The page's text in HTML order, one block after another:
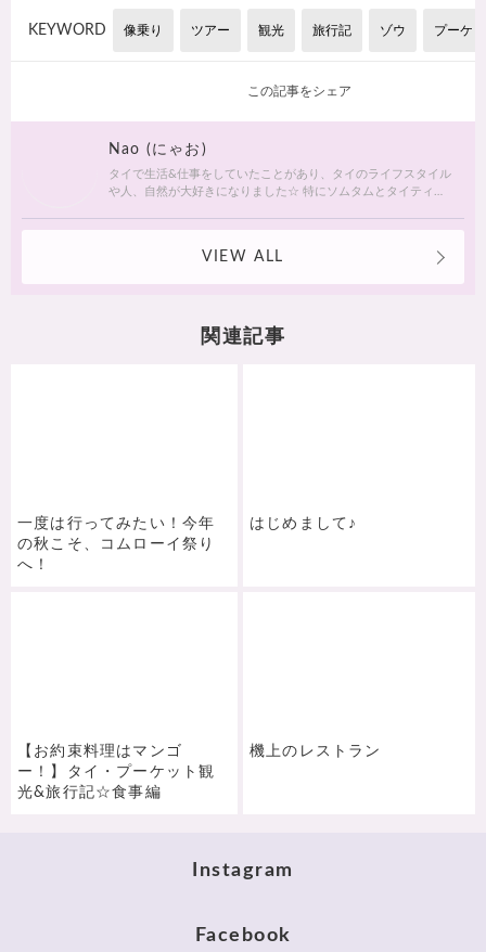
KEYWORD 像乗り ツアー 観光 旅行記 ゾウ プーケ
この記事をシェア
Nao (にゃお)
タイで生活&仕事をしていたことがあり、タイのライフスタイル
や人、自然が大好きになりました☆ 特にソムタムとタイティ
VIEW ALL
関連記事
一度は行ってみたい！今年
の秋こそ、コムローイ祭り
へ！
はじめまして♪
【お約束料理はマンゴ
ー！】タイ・プーケット観
光&旅行記☆食事編
機上のレストラン
Instagram
Facebook